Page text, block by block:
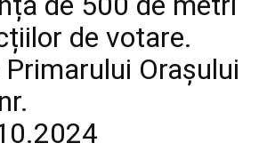
de votare.
Orașului